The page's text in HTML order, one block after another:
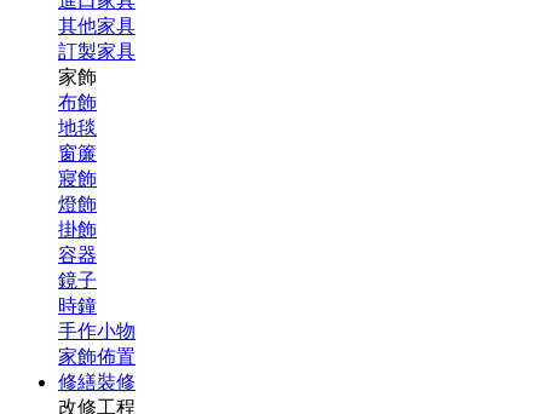
其他家具
訂製家具
家飾
布飾
地毯
窗簾
寢飾
燈飾
掛飾
容器
鏡子
時鐘
手作小物
家飾佈置
修繕裝修
改修工程